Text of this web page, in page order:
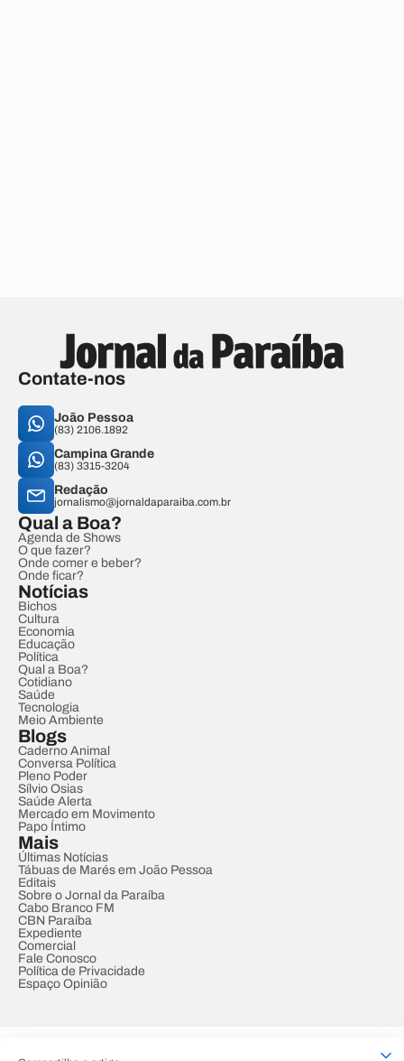
Contate-nos
João Pessoa
(83) 2106.1892
Campina Grande
(83) 3315-3204
Redação
jornalismo@jornaldaparaiba.com.br
Qual a Boa?
Agenda de Shows
O que fazer?
Onde comer e beber?
Onde ficar?
Notícias
Bichos
Cultura
Economia
Educação
Política
Qual a Boa?
Cotidiano
Saúde
Tecnologia
Meio Ambiente
Blogs
Caderno Animal
Conversa Política
Pleno Poder
Sílvio Osias
Saúde Alerta
Mercado em Movimento
Papo Íntimo
Mais
Últimas Notícias
Tábuas de Marés em João Pessoa
Editais
Sobre o Jornal da Paraíba
Cabo Branco FM
CBN Paraíba
Expediente
Comercial
Fale Conosco
Política de Privacidade
Espaço Opinião